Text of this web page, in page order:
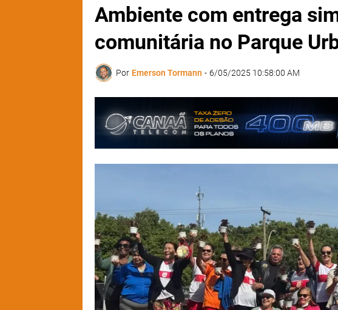
Ambiente com entrega
comunitária no Parque
Por Emerson Tormann - 6/05/2025 10:58:00 AM